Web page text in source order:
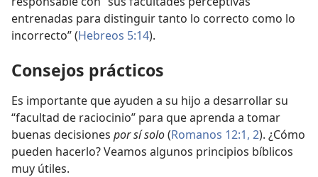
entrenadas para distinguir tanto lo correcto como lo
incorrecto” (Hebreos 5:14).
Consejos prácticos
Es importante que ayuden a su hijo a desarrollar su
“facultad de raciocinio” para que aprenda a tomar
buenas decisiones por sí solo(Romanos 12:1, 2). ¿Cómo
pueden hacerlo? Veamos algunos principios bíblicos
muy útiles.